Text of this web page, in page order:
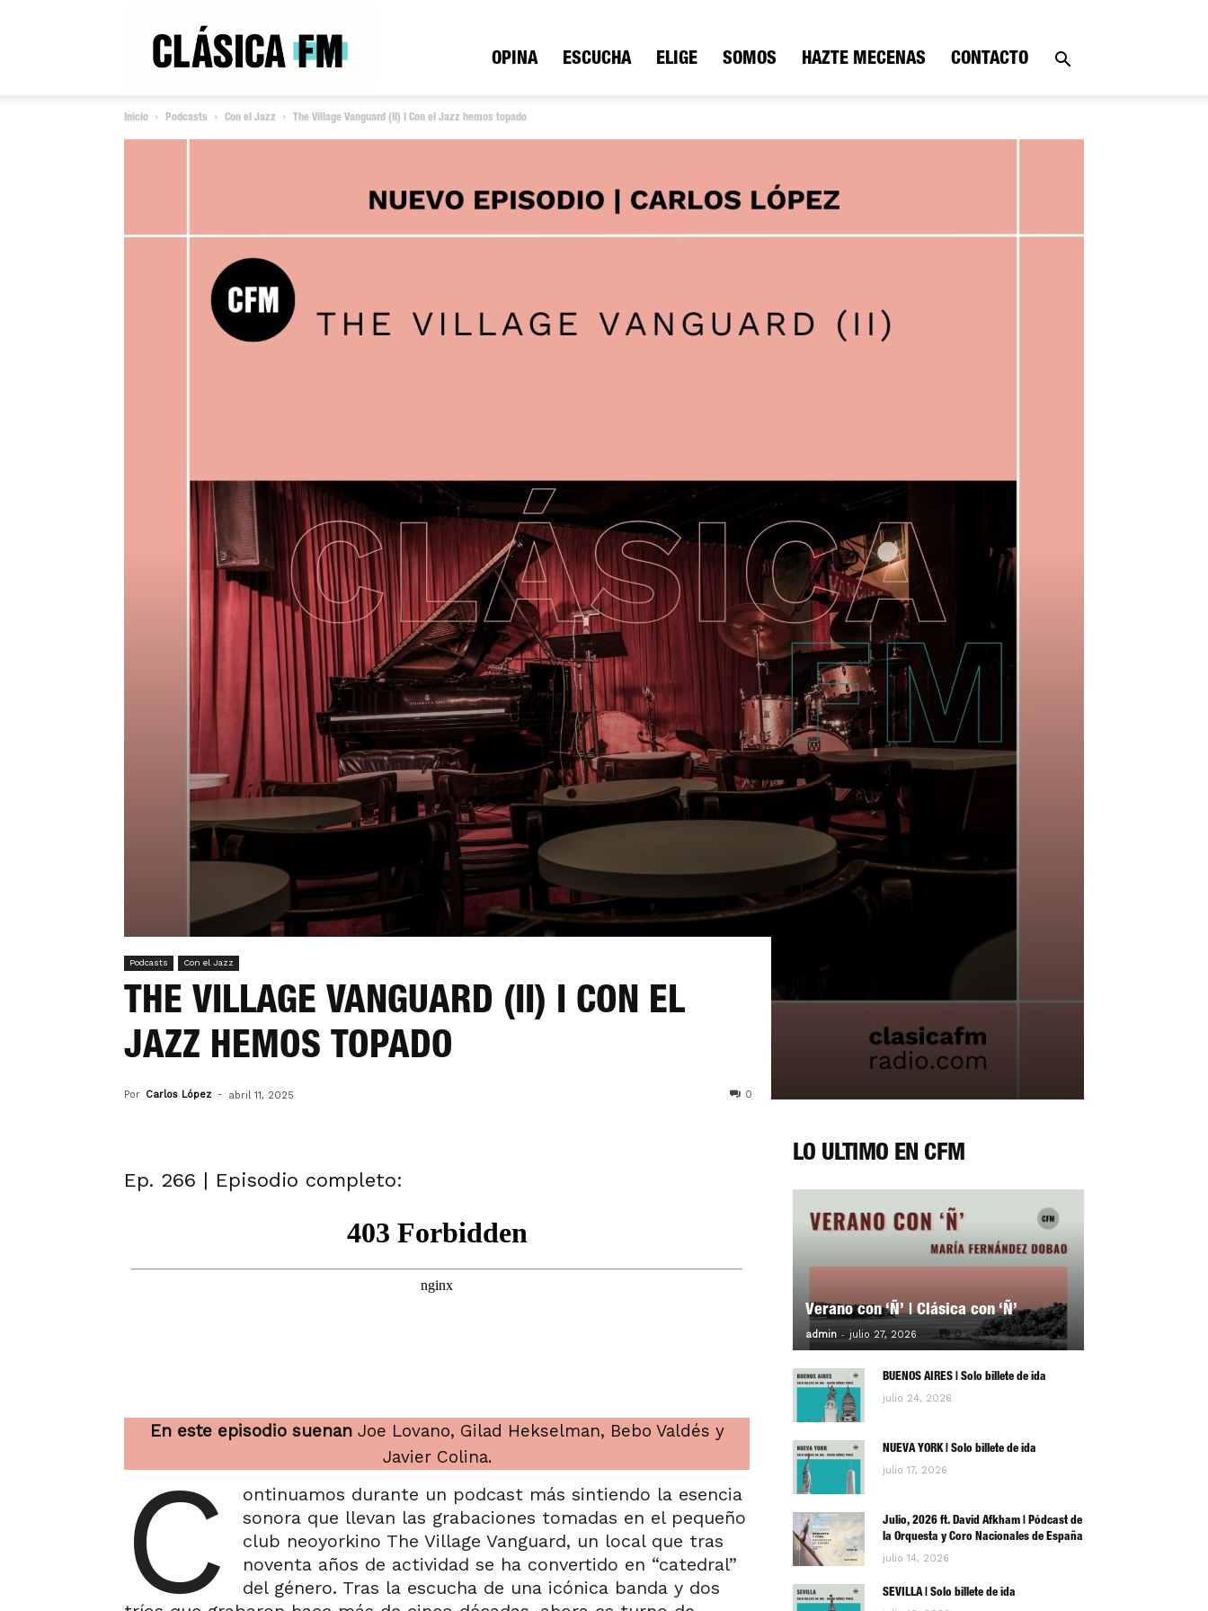
FM
Radio
OPINA ESCUCHA ELIGE SOMOS HAZTE MECENAS CONTACTO
Inicio Podcasts Con el Jazz The Village Vanguard (II) I Con el Jazz hemos topado
Podcasts Con el Jazz
THE VILLAGE VANGUARD (II) I CON EL
JAZZ HEMOS TOPADO
Por Carlos López - abril 11, 2025 0
Ep. 266 | Episodio completo:
En este episodio suenanJoe Lovano, Gilad Hekselman, Bebo Valdés y
Javier Colina.
C
ontinuamos durante un podcast más sintiendo la esencia
sonora que llevan las grabaciones tomadas en el pequeño
club neoyorkino The Village Vanguard, un local que tras
noventa años de actividad se ha convertido en “catedral”
del género. Tras la escucha de una icónica banda y dos
LO ÚLTIMO EN CFM
Verano con ‘Ñ’ | Clásica con ‘Ñ’
admin - julio 27, 2026 0
BUENOS AIRES | Solo billete de ida
julio 24, 2026
NUEVA YORK | Solo billete de ida
julio 17, 2026
Julio, 2026 ft. David Afkham | Pódcast de
la Orquesta y Coro Nacionales de España
julio 14, 2026
SEVILLA | Solo billete de ida